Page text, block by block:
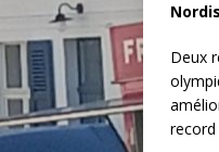
Deux